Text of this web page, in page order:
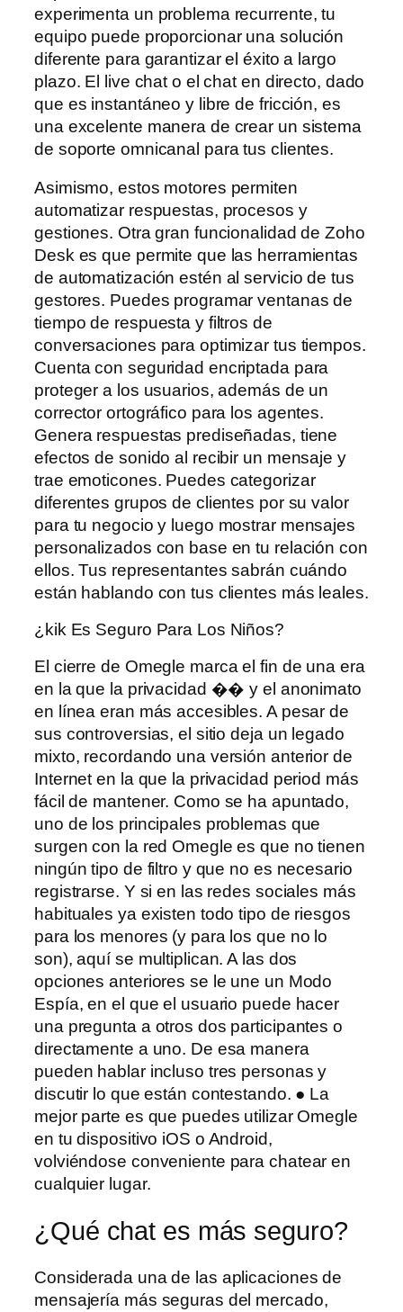
experimenta un problema recurrente, tu
equipo puede proporcionar una solución
diferente para garantizar el éxito a largo
plazo. El live chat o el chat en directo, dado
que es instantáneo y libre de fricción, es
una excelente manera de crear un sistema
de soporte omnicanal para tus clientes.
Asimismo, estos motores permiten
automatizar respuestas, procesos y
gestiones. Otra gran funcionalidad de Zoho
Desk es que permite que las herramientas
de automatización estén al servicio de tus
gestores. Puedes programar ventanas de
tiempo de respuesta y filtros de
conversaciones para optimizar tus tiempos.
Cuenta con seguridad encriptada para
proteger a los usuarios, además de un
corrector ortográfico para los agentes.
Genera respuestas prediseñadas, tiene
efectos de sonido al recibir un mensaje y
trae emoticones. Puedes categorizar
diferentes grupos de clientes por su valor
para tu negocio y luego mostrar mensajes
personalizados con base ​​en tu relación con
ellos. Tus representantes sabrán cuándo
están hablando con tus clientes más leales.
¿kik Es Seguro Para Los Niños?
El cierre de Omegle marca el fin de una era
en la que la privacidad �� y el anonimato
en línea eran más accesibles. A pesar de
sus controversias, el sitio deja un legado
mixto, recordando una versión anterior de
Internet en la que la privacidad period más
fácil de mantener. Como se ha apuntado,
uno de los principales problemas que
surgen con la red Omegle es que no tienen
ningún tipo de filtro y que no es necesario
registrarse. Y si en las redes sociales más
habituales ya existen todo tipo de riesgos
para los menores (y para los que no lo
son), aquí se multiplican. A las dos
opciones anteriores se le une un Modo
Espía, en el que el usuario puede hacer
una pregunta a otros dos participantes o
directamente a uno. De esa manera
pueden hablar incluso tres personas y
discutir lo que están contestando. ● La
mejor parte es que puedes utilizar Omegle
en tu dispositivo iOS o Android,
volviéndose conveniente para chatear en
cualquier lugar.
¿Qué chat es más seguro?
Considerada una de las aplicaciones de
mensajería más seguras del mercado,